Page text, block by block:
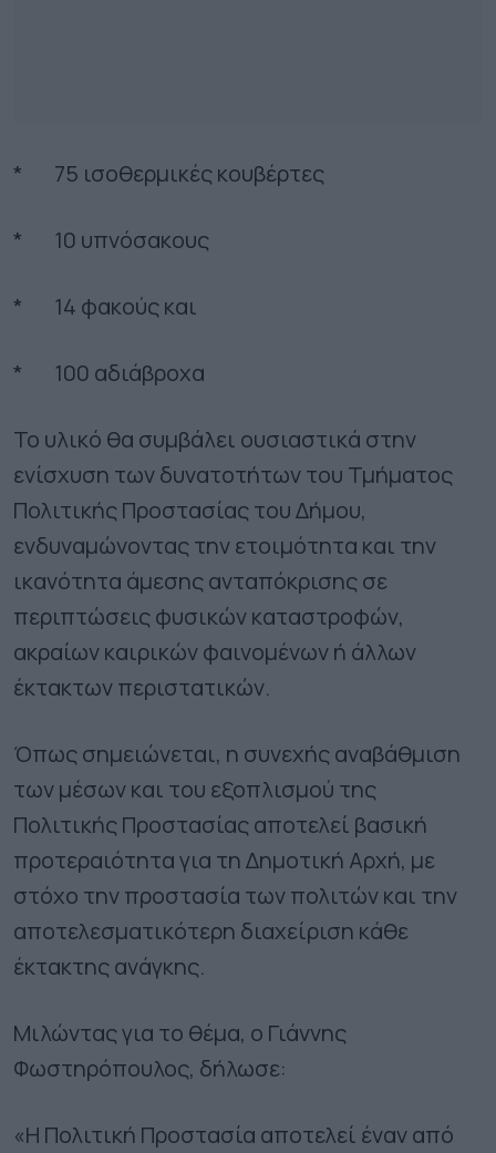
* 75 ισοθερμικές κουβέρτες
* 10 υπνόσακους
* 14 φακούς και
* 100 αδιάβροχα
Το υλικό θα συμβάλει ουσιαστικά στην
ενίσχυση των δυνατοτήτων του Τμήματος
Πολιτικής Προστασίας του Δήμου,
ενδυναμώνοντας την ετοιμότητα και την
ικανότητα άμεσης ανταπόκρισης σε
περιπτώσεις φυσικών καταστροφών,
ακραίων καιρικών φαινομένων ή άλλων
έκτακτων περιστατικών.
Όπως σημειώνεται, η συνεχής αναβάθμιση
των μέσων και του εξοπλισμού της
Πολιτικής Προστασίας αποτελεί βασική
προτεραιότητα για τη Δημοτική Αρχή, με
στόχο την προστασία των πολιτών και την
αποτελεσματικότερη διαχείριση κάθε
έκτακτης ανάγκης.
Μιλώντας για το θέμα, ο Γιάννης
Φωστηρόπουλος, δήλωσε:
«Η Πολιτική Προστασία αποτελεί έναν από